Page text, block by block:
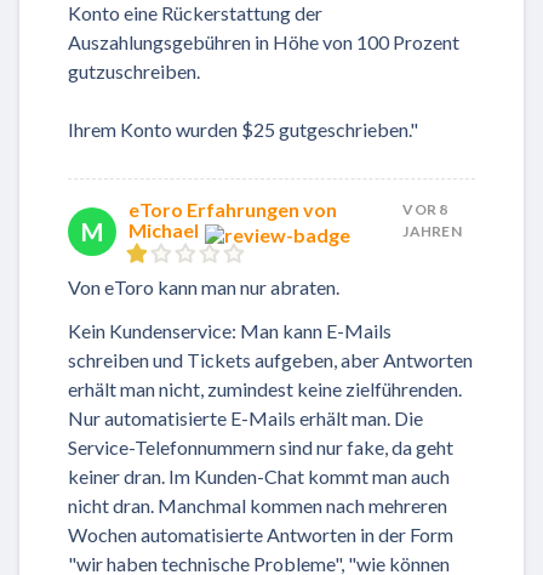
Konto eine Rückerstattung der
Auszahlungsgebühren in Höhe von 100 Prozent
gutzuschreiben.
Ihrem Konto wurden $25 gutgeschrieben."
M
eToro Erfahrungen von
Michael
VOR 8
JAHREN
Von eToro kann man nur abraten.
Kein Kundenservice: Man kann E-Mails
schreiben und Tickets aufgeben, aber Antworten
erhält man nicht, zumindest keine zielführenden.
Nur automatisierte E-Mails erhält man. Die
Service-Telefonnummern sind nur fake, da geht
keiner dran. Im Kunden-Chat kommt man auch
nicht dran. Manchmal kommen nach mehreren
Wochen automatisierte Antworten in der Form
"wir haben technische Probleme", "wie können